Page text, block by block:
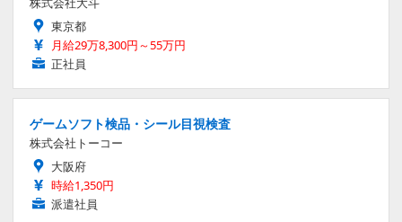
東京都
月給29万8,300円～55万円
正社員
ゲームソフト検品・シール目視検査
株式会社トーコー
大阪府
時給1,350円
派遣社員